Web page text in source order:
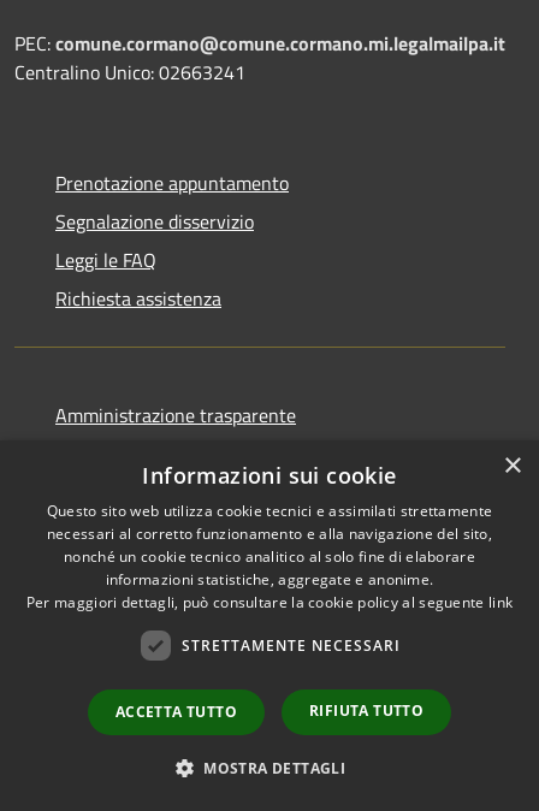
PEC:comune.cormano@comune.cormano.mi.legalmailpa.it
Centralino Unico: 02663241
Prenotazione appuntamento
Segnalazione disservizio
Leggi le FAQ
Richiesta assistenza
Amministrazione trasparente
Dichiarazione di accessibilità
Copyright © 2026 • Comune di
Municipium•
Accesso
redazione
×
Informazioni sui cookie
Questo sito web utilizza cookie tecnici e assimilati strettamente
necessari al corretto funzionamento e alla navigazione del sito,
nonché un cookie tecnico analitico al solo fine di elaborare
informazioni statistiche, aggregate e anonime.
Per maggiori dettagli, può consultare la cookie policy al seguente link
STRETTAMENTE NECESSARI
ACCETTA TUTTO RIFIUTA TUTTO
MOSTRA DETTAGLI